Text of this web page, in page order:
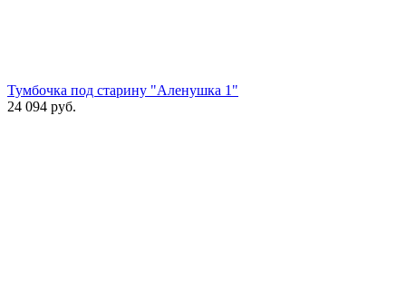
Тумбочка под старину "Аленушка 1"
24 094 руб.